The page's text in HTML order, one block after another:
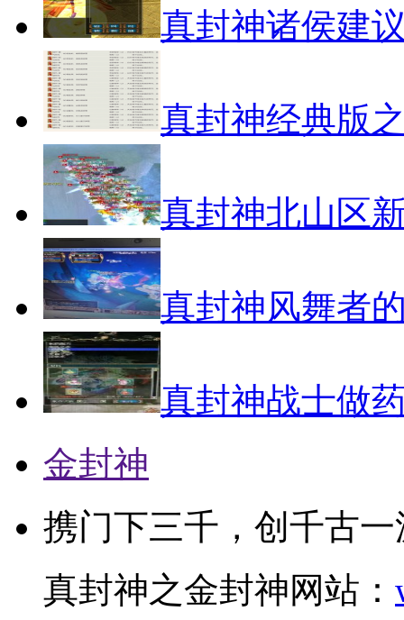
真封神诸侯建
真封神经典版
真封神北山区
真封神风舞者
真封神战士做
金封神
携门下三千，创千古一
真封神之金封神网站：